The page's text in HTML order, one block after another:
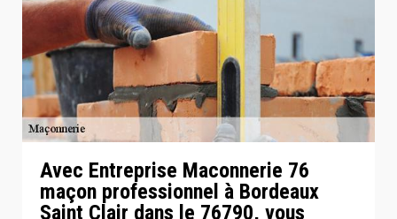
Avec Entreprise Maconnerie 76
maçon professionnel à Bordeaux
Saint Clair dans le 76790, vous